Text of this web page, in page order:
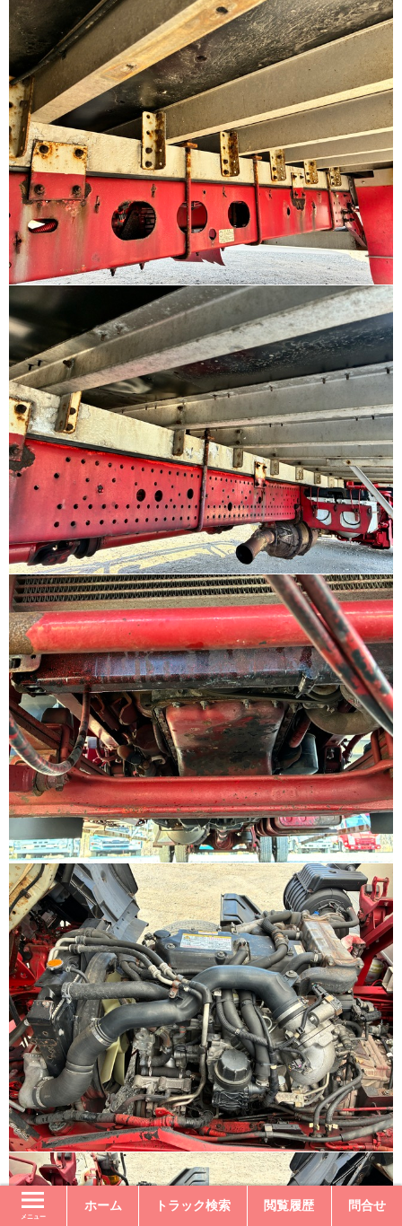
メニュー
ホーム トラック検索 閲覧履歴 問合せ